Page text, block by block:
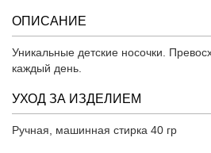
ОПИСАНИЕ
Уникальные детские носочки.
каждый день.
УХОД ЗА ИЗДЕЛИЕМ
Ручная, машинная стирка 40 гр